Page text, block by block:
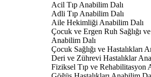
Acil Tıp Anabilim Dalı
Adli Tıp Anabilim Dalı
Aile Hekimliği Anabilim Dalı
Çocuk ve Ergen Ruh Sağlığı ve
Anabilim Dalı
Çocuk Sağlığı ve Hastalıkları
Deri ve Zührevi Hastalıklar
Fiziksel Tıp ve Rehabilitasyon